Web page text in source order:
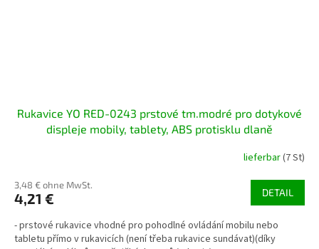
Rukavice YO RED-0243 prstové tm.modré pro dotykové
displeje mobily, tablety, ABS protisklu dlaně
lieferbar(7 St)
3,48 € ohne MwSt.
4,21 € DETAIL
- prstové rukavice vhodné pro pohodlné ovládání mobilu nebo
tabletu přímo v rukavicích (není třeba rukavice sundávat)(díky